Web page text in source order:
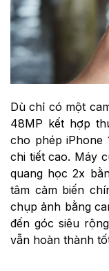
Dù chỉ có một
48MP kết hợp
cho phép iPhone
chi tiết cao. Máy
quang học 2x
tâm cảm biến
chụp ảnh bằng
đến góc siêu
vẫn hoàn thành